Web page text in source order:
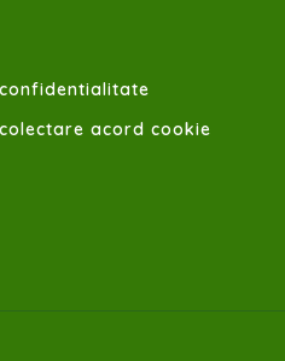
acord cookie